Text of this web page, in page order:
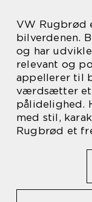
VW Rugbrød
bilverdenen.
og har
relevant og
appellerer til
værdsætter et
pålidelighed.
med stil,
Rugbrød et